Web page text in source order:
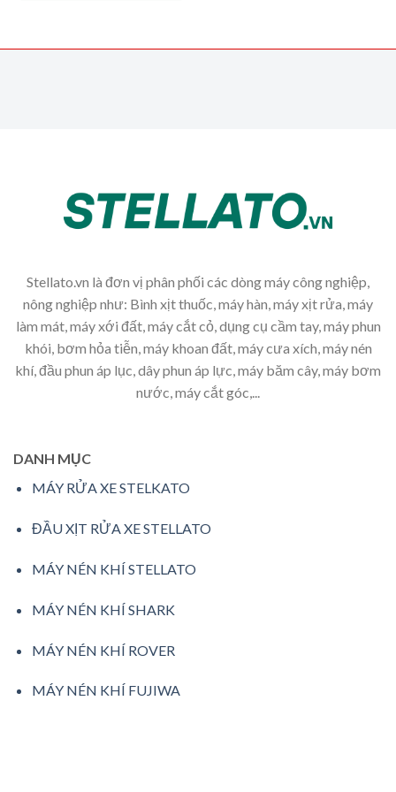
Stellato.vn là đơn vị phân phối các dòng máy công nghiệp,
nông nghiệp như: Bình xịt thuốc, máy hàn, máy xịt rửa, máy
làm mát, máy xới đất, máy cắt cỏ, dụng cụ cầm tay, máy phun
khói, bơm hỏa tiễn, máy khoan đất, máy cưa xích, máy nén
khí, đầu phun áp lục, dây phun áp lực, máy băm cây, máy bơm
nước, máy cắt góc,...
DANH MỤC
MÁY RỬA XE STELKATO
ĐẦU XỊT RỬA XE STELLATO
MÁY NÉN KHÍ STELLATO
MÁY NÉN KHÍ SHARK
MÁY NÉN KHÍ ROVER
MÁY NÉN KHÍ FUJIWA